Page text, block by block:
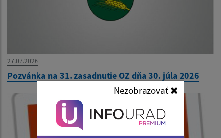
27.07.2026
Pozvánka na 31. zasadnutie OZ dňa 30. júla 2026
Nezobrazovať